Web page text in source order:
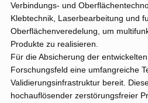
Verbindungs‑ und
Klebtechnik, Laserbearbeitung und
Oberflächenveredelung, um
Produkte zu realisieren.
Für die Absicherung der
Forschungsfeld eine umfangreiche
Validierungsinfrastruktur bereit.
hochauflösender zerstörungsfreier